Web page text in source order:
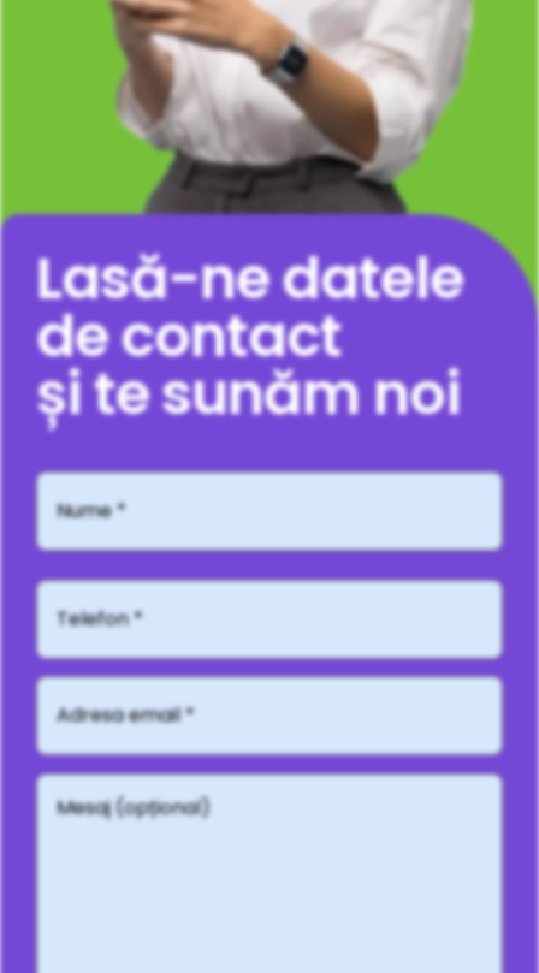
Lasă-ne datele
de contact
și te sunăm noi
Mesaj
(opțional)
Nume
Telefon*
Adresă
email